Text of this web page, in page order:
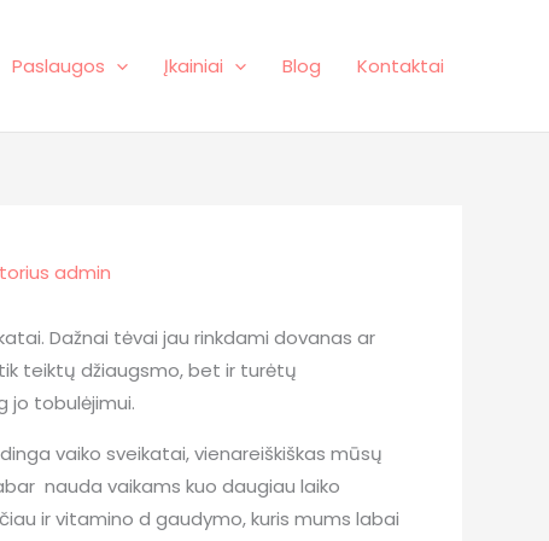
Paslaugos Įkainiai Blog Kontaktai
admin
Dažnai tėvai jau rinkdami dovanas ar
teiktų džiaugsmo, bet ir turėtų
jo tobulėjimui.
vaiko sveikatai, vienareiškiškas mūsų
nauda vaikams kuo daugiau laiko
ir vitamino d gaudymo, kuris mums labai